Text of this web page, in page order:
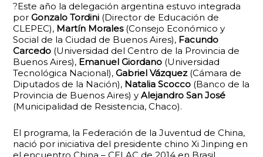
?Este año la delegación argentina estuvo integrada
porGonzalo Tordini (Director de Educación de
CLEPEC), Martín Morales(Consejo Económico y
Social de la Ciudad de Buenos Aires), Facundo
Carcedo (Universidad del Centro de la Provincia de
Buenos Aires), Emanuel Giordano (Universidad
Tecnológica Nacional),Gabriel Vázquez (Cámara de
Diputados de la Nación), Natalia Scocco (Banco de la
Provincia de Buenos Aires) yAlejandro San José
(Municipalidad de Resistencia, Chaco).
El programa, la Federación de la Juventud de China,
nació por iniciativa del presidente chino Xi Jinping en